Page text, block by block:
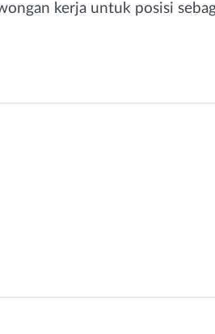
kerja untuk posisi